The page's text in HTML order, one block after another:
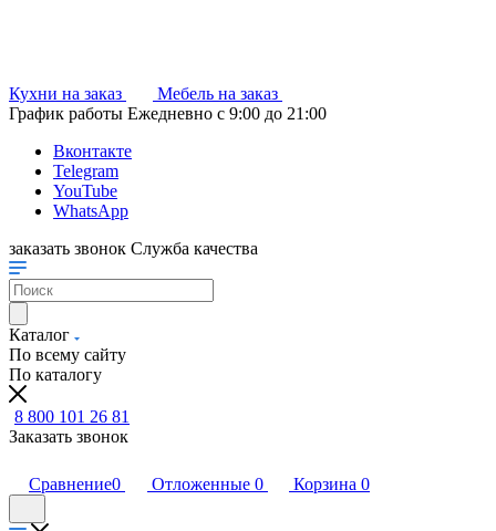
Кухни на заказ
Мебель на заказ
График работы Ежедневно с 9:00 до 21:00
Вконтакте
Telegram
YouTube
WhatsApp
заказать звонок Служба качества
Каталог
По всему сайту
По каталогу
8 800 101 26 81
Заказать звонок
Сравнение0 Отложенные 0 Корзина 0